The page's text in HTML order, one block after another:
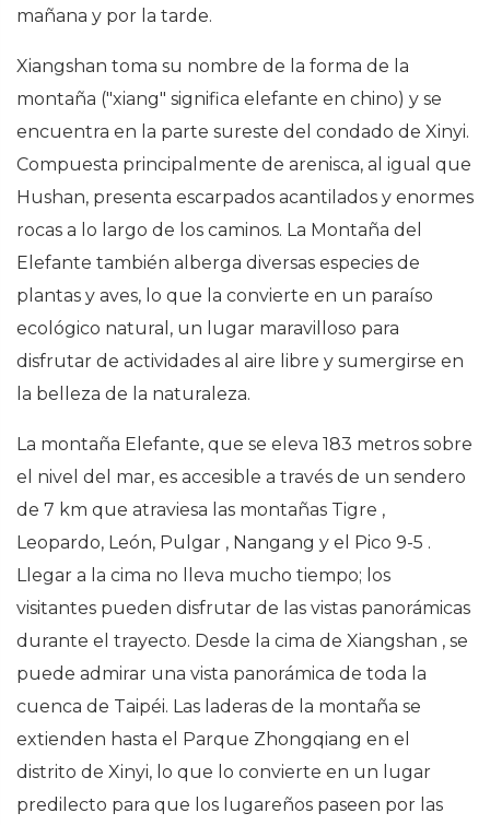
mañana y por la tarde.
Xiangshan toma su nombre de la forma de la
montaña ("xiang" significa elefante en chino) y se
encuentra en la parte sureste del condado de Xinyi.
Compuesta principalmente de arenisca, al igual que
Hushan, presenta escarpados acantilados y enormes
rocas a lo largo de los caminos. La Montaña del
Elefante también alberga diversas especies de
plantas y aves, lo que la convierte en un paraíso
ecológico natural, un lugar maravilloso para
disfrutar de actividades al aire libre y sumergirse en
la belleza de la naturaleza.
La montaña Elefante, que se eleva 183 metros sobre
el nivel del mar, es accesible a través de un sendero
de 7 km que atraviesa las montañas Tigre ,
Leopardo, León, Pulgar , Nangang y el Pico 9-5 .
Llegar a la cima no lleva mucho tiempo; los
visitantes pueden disfrutar de las vistas panorámicas
durante el trayecto. Desde la cima de Xiangshan , se
puede admirar una vista panorámica de toda la
cuenca de Taipéi. Las laderas de la montaña se
extienden hasta el Parque Zhongqiang en el
distrito de Xinyi, lo que lo convierte en un lugar
predilecto para que los lugareños paseen por las